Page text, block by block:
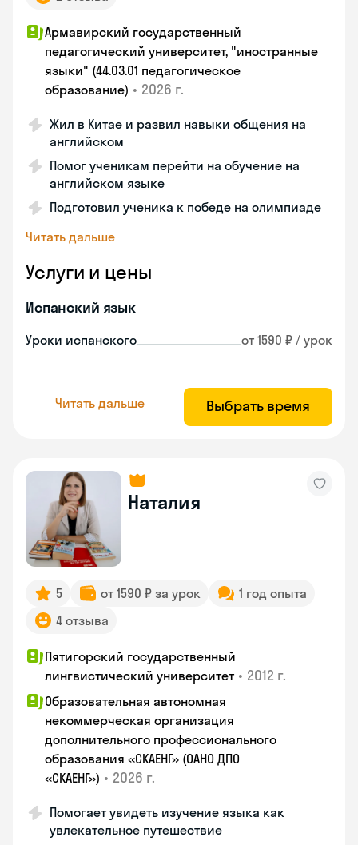
Армавирский государственный
педагогический университет, "иностранные
языки" (44.03.01 педагогическое
образование) • 2026 г.
Жил в Китае и развил навыки общения на
английском
Помог ученикам перейти на обучение на
английском языке
Подготовил ученика к победе на олимпиаде
Читать дальше
Услуги и цены
Испанский язык
Уроки испанского от 1590 ₽ / урок
Читать дальше Выбрать время
Наталия
5 от 1590 ₽ за урок
1 год опыта
4 отзыва
Пятигорский государственный
лингвистический университет • 2012 г.
Образовательная автономная
некоммерческая организация
дополнительного профессионального
образования «СКАЕНГ» (ОАНО ДПО
«СКАЕНГ») • 2026 г.
Помогает увидеть изучение языка как
увлекательное путешествие